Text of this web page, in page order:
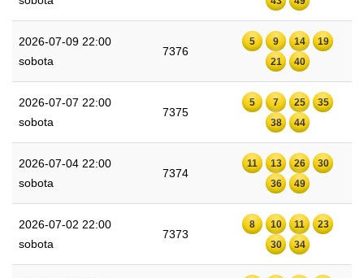
2026-07-09 22:00
sobota
7376
5 9 14
19
21
40
2026-07-07 22:00
sobota
7375
5 7 25
35
38
44
2026-07-04 22:00
sobota
7374
11 13 26
30
36
49
2026-07-02 22:00
sobota
7373
8 10 11
23
30
34